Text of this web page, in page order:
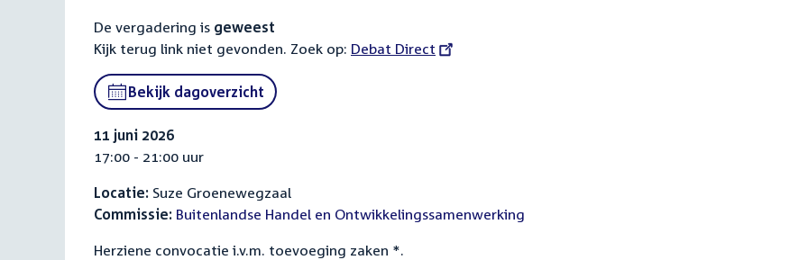
activiteit
De vergadering is geweest
Kijk terug link niet gevonden. Zoek op: External
Debat Direct
Bekijk dagoverzicht
11 juni 2026
17:00 - 21:00 uur
Locatie: Suze Groenewegzaal
Commissie: Buitenlandse Handel en Ontwikkelingssamenwerking
Herziene convocatie i.v.m. toevoeging zaken *.